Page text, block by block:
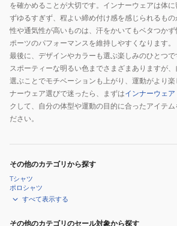
を確かめることが大切です。インナーウェアは体
ずゆるすぎず、程よい締め付け感を感じられるも
性や通気性が高いものは、汗をかいてもベタつか
ポーツのパフォーマンスを維持しやすくなります。
最後に、デザインやカラーも選ぶ楽しみのひとつ
スポーティーな明るい色までさまざまありますが
選ぶことでモチベーションも上がり、運動がより
ナーウェア選びで迷ったら、まずはインナーウェ
クして、自分の体型や運動の目的に合ったアイテム
ださい。
その他のカテゴリから探す
Tシャツ
ポロシャツ
すべて表示する
その他のカテゴリのセール対象から探す